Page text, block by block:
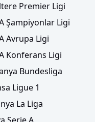
Premier Ligi
Şampiyonlar Ligi
Avrupa Ligi
Konferans Ligi
Bundesliga
Ligue 1
La Liga